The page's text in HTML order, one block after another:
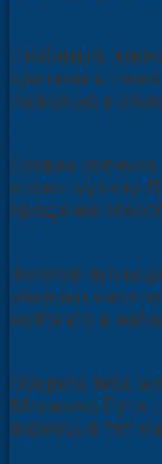
…
Любимый,
цветком в твоих
…
Словно лопнули
играет музыку
…
Золотой луч
обидных слов
…
Обидела тебя,
Млечного Пути,